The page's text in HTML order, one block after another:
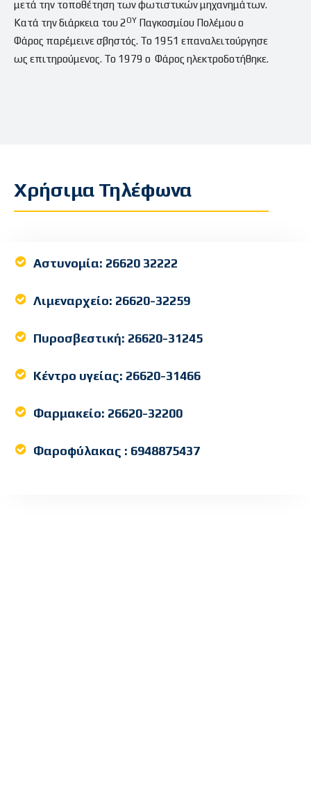
μετά την τοποθέτηση των φωτιστικών μηχανημάτων.
Κατά την διάρκεια του 2ΟΥ Παγκοσμίου Πολέμου ο
Φάρος παρέμεινε σβηστός. Το 1951 επαναλειτούργησε
ως επιτηρούμενος. Το 1979 ο Φάρος ηλεκτροδοτήθηκε.
Χρήσιμα Τηλέφωνα
Αστυνομία: 26620 32222
Λιμεναρχείο: 26620-32259
Πυροσβεστική: 26620-31245
Κέντρο υγείας: 26620-31466
Φαρμακείο: 26620-32200
Φαροφύλακας : 6948875437